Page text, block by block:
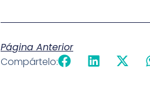
Página Anterior
Compártelo: